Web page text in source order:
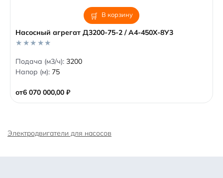
В корзину
Насосный агрегат Д3200-75-2 / А4-450Х-8У3
от6 070 000,00 ₽
0
o
u
f
5
Подача (м3/ч): 3200
Напор (м): 75
Электродвигатели для насосов